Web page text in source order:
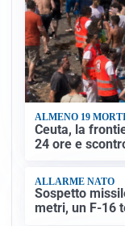
ALMENO 19
Ceuta, la
24 ore e
ALLARME NATO
Sospetto
metri, un F-16